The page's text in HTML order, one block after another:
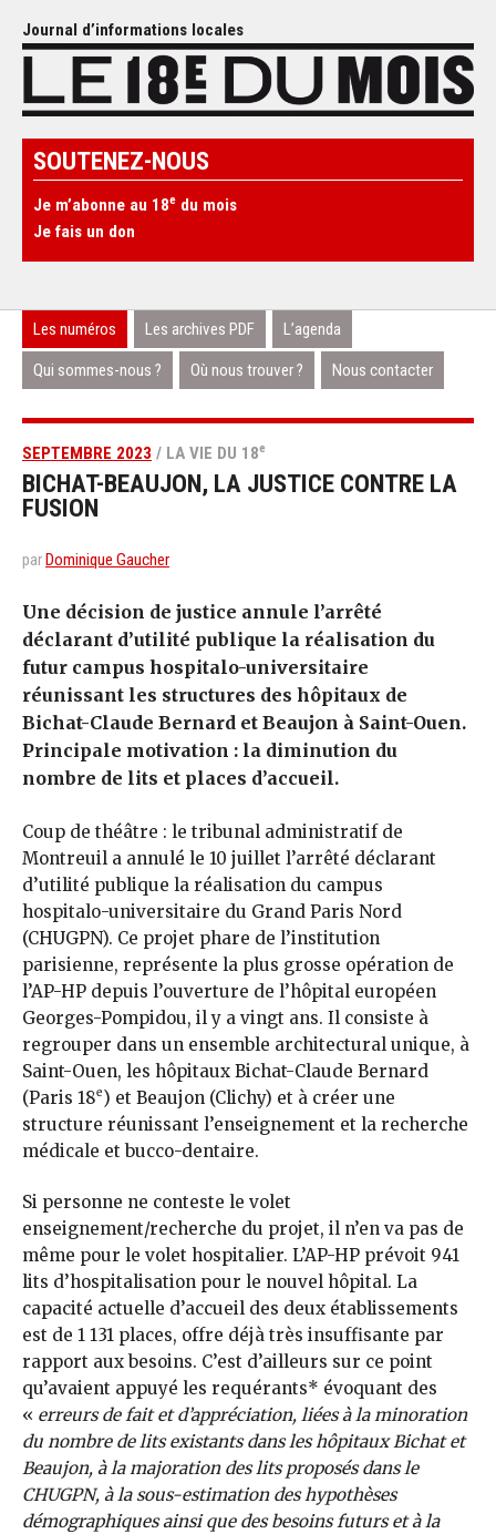
Journal d’informations locales
SOUTENEZ-NOUS
Je m’abonne au 18e du mois
Je fais un don
Les numéros Les archives PDF L’agenda
Qui sommes-nous ? Où nous trouver ? Nous contacter
SEPTEMBRE 2023 / LA VIE DU 18e
BICHAT-BEAUJON, LA JUSTICE CONTRE LA
FUSION
parDominique Gaucher
Une décision de justice annule l’arrêté
déclarant d’utilité publique la réalisation du
futur campus hospitalo-universitaire
réunissant les structures des hôpitaux de
Bichat-Claude Bernard et Beaujon à Saint-Ouen.
Principale motivation : la diminution du
nombre de lits et places d’accueil.
Coup de théâtre : le tribunal administratif de
Montreuil a annulé le 10 juillet l’arrêté déclarant
d’utilité publique la réalisation du campus
hospitalo-universitaire du Grand Paris Nord
(CHUGPN). Ce projet phare de l’institution
parisienne, représente la plus grosse opération de
l’AP-HP depuis l’ouverture de l’hôpital européen
Georges-Pompidou, il y a vingt ans. Il consiste à
regrouper dans un ensemble architectural unique, à
Saint-Ouen, les hôpitaux Bichat-Claude Bernard
(Paris 18e) et Beaujon (Clichy) et à créer une
structure réunissant l’enseignement et la recherche
médicale et bucco-dentaire.
Si personne ne conteste le volet
enseignement/recherche du projet, il n’en va pas de
même pour le volet hospitalier. L’AP-HP prévoit 941
lits d’hospitalisation pour le nouvel hôpital. La
capacité actuelle d’accueil des deux établissements
est de 1 131 places, offre déjà très insuffisante par
rapport aux besoins. C’est d’ailleurs sur ce point
qu’avaient appuyé les requérants* évoquant des
« erreurs de fait et d’appréciation, liées à la minoration
du nombre de lits existants dans les hôpitaux Bichat et
Beaujon, à la majoration des lits proposés dans le
CHUGPN, à la sous-estimation des hypothèses
démographiques ainsi que des besoins futurs et à la